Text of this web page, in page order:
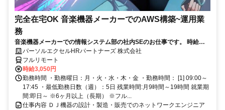
完全在宅OK 音楽機器メーカーでのAWS構築~運用業
務
音楽機器メーカーでの情報システム部の社内SEのお仕事です。 時給
3050円！基本はフル在宅が可能です！ （状況によって出社有り） AWS
構築の上流工程にも携われます！ご本人負担が約4割でとってもお得な
パナソニック健保に加入頂けます！
パーソルエクセルHRパートナーズ 株式会社
フルリモート
時給3,050円
勤務時間 ・勤務曜日：月・火・水・木・金 ・勤務時間： [1] 09:00～
17:45 ・最低勤務日数（週）：5日 残業時間:月9時間～19時間 就業期
間:即日～ ※6ヶ月以上（長期） ※フル...
仕事内容 ＤＪ機器の設計・製造・販売でのネットワークエンジニア